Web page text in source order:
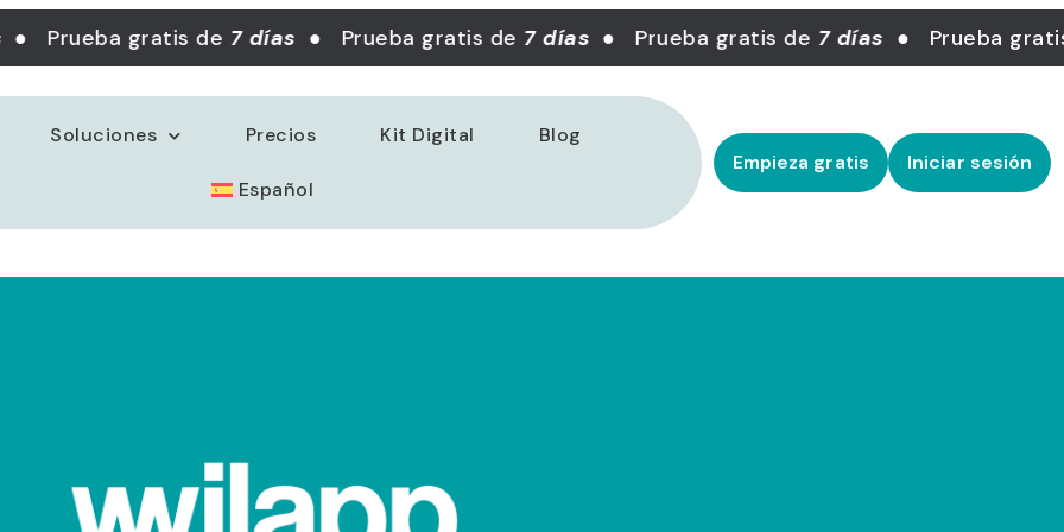
● Prueba gratis de7 días ● Prueba gratis de7 días ● Prueba gratis de7 días ● Prueba
Soluciones Precios Kit Digital Blog
Español
Empieza gratis Iniciar sesión